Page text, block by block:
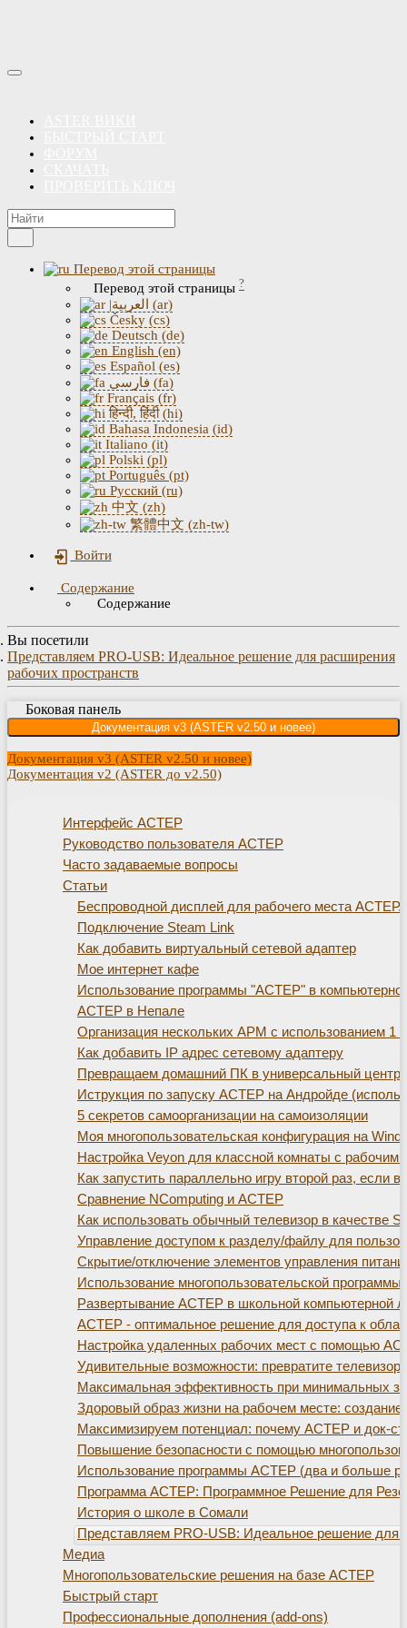
Перевод этой страницы
Перевод этой страницы ?
|العربية (ar)
Česky (cs)
Deutsch (de)
English (en)
Español (es)
فارسی (fa)
Français (fr)
हिन्दी, हिंदी (hi)
Bahasa Indonesia (id)
Italiano (it)
Polski (pl)
Português (pt)
Русский (ru)
中文 (zh)
繁體中文 (zh-tw)
Войти
Содержание
Содержание
Вы посетили
Представляем PRO-USB: Идеальное решение для расширения
рабочих пространств
Боковая панель
Документация v3 (ASTER v2.50 и новее)
Документация v3 (ASTER v2.50 и новее)
Документация v2 (ASTER до v2.50)
Интерфейс АСТЕР
Руководство пользователя АСТЕР
Часто задаваемые вопросы
Статьи
Беспроводной дисплей для рабочего места АСТЕР.
Подключение Steam Link
Как добавить виртуальный сетевой адаптер
Мое интернет кафе
Использование программы "АСТЕР" в
АСТЕР в Непале
Организация нескольких АРМ с использованием 1
Как добавить IP адрес сетевому адаптеру
Превращаем домашний ПК в универсальный центр
Иструкция по запуску АСТЕР на Андройде
5 секретов самоорганизации на самоизоляции
Моя многопользовательская конфигурация на
Настройка Veyon для классной комнаты с рабочим
Как запустить параллельно игру второй раз, если
Сравнение NComputing и АСТЕР
Как использовать обычный телевизор в качестве
Управление доступом к разделу/файлу для
Скрытие/отключение элементов управления
Использование многопользовательской
Развертывание АСТЕР в школьной компьютерной
АСТЕР - оптимальное решение для доступа к
Настройка удаленных рабочих мест с помощью
Удивительные возможности: превратите
Максимальная эффективность при минимальных
Здоровый образ жизни на рабочем месте: создание
Максимизируем потенциал: почему АСТЕР и док-
Повышение безопасности с помощью
Использование программы АСТЕР (два и больше
Программа АСТЕР: Программное Решение для
История о школе в Сомали
Представляем PRO-USB: Идеальное решение для
Медиа
Многопользовательские решения на базе АСТЕР
Быстрый старт
Профессиональные дополнения (add-ons)